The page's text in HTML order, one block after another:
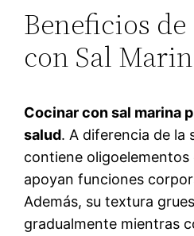
Beneficios
con Sal
Cocinar con sal marina
salud. A diferencia de la
contiene oligoelementos
apoyan funciones
Además, su textura
gradualmente mientras